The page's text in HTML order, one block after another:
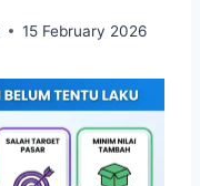
15 February 2026